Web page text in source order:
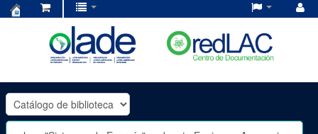
OLADE
-